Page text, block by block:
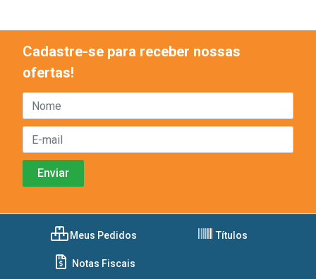
Cadastre-se para receber nossas
ofertas!
Meus Pedidos Títulos
Notas Fiscais